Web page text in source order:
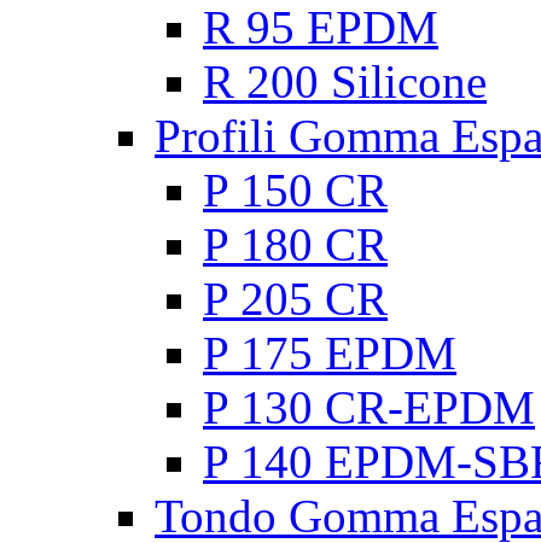
R 95 EPDM
R 200 Silicone
Profili Gomma
P 150 CR
P 180 CR
P 205 CR
P 175 EPDM
P 130 CR-EPDM
P 140 EPDM-
Tondo Gomma